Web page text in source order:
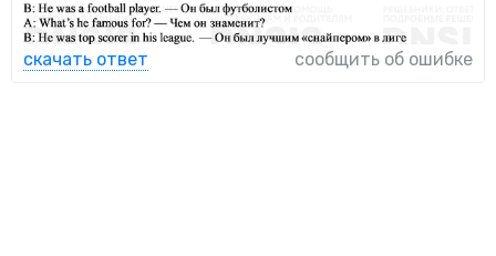
скачать ответ сообщить об ошибке